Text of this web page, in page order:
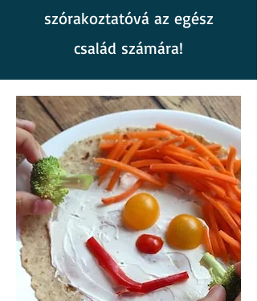
szórakoztatóvá az egész
család számára!